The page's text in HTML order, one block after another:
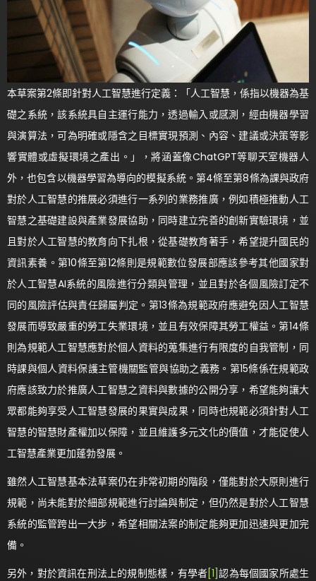
本草案第2條即針對人工智慧進行定義：「人工智慧，係指以機器為基
礎之系統，該系統具自主運行能力，透過輸入或感測，經由機器學習
與演算法，可為明確或隱含之目標實現預測、內容、建議或決策等影
響實體或虛擬環境之產出。」，將涵蓋像ChatGPT等聊天室機器人
外，也包含以機器學習為導向的模擬系統。第4條至第8條為課與政府
對於人工智慧的推展必須進行一系列的業務推廣，例如積極推動人工
智慧之基礎建設與產業發展協助，同時建立完善的創新實驗環境，並
且對於人工智慧的教育向下扎根，從基礎教育著手，希望提升國民的
資訊素養。第10條至第12條則是規範數位發展部應該參考其他國家對
於人工智慧AI系統的風險進行分類與管理，並且對於各個風險訂定不
同的風險評估與責任歸屬判定。第13條為規範政府應避免因人工智慧
發展而導致嚴重的勞工失業環境，並且有效保障其勞工權益。第14條
則為規範人工智慧應對於個人資料的蒐集進行有限度的自我管制，同
時課與個人資料保護主管機關監管與協助之義務。第15條係在規範政
府應該致力於推廣人工智慧之資料與數據的公開分享，希望能夠讓大
眾都能夠享受人工智慧發展的果實與成果，同時也規範必須針對人工
智慧的智慧財產權加以保障，並且維護多元文化的價值，才能促使人
工智慧產業更加蓬勃發展。
雖然人工智慧基本法草案仍在非常初期的階段，僅能對於大原則進行
規範，尚未能對於細部規範進行討論與制定，但仍然是對於人工智慧
系統的監管跨出一大步，希望相關法案的制定能夠更加迅速與更加完
備。
另外，對於資訊在刑法上的規制態樣，有學者[1]認為每個國家所處生